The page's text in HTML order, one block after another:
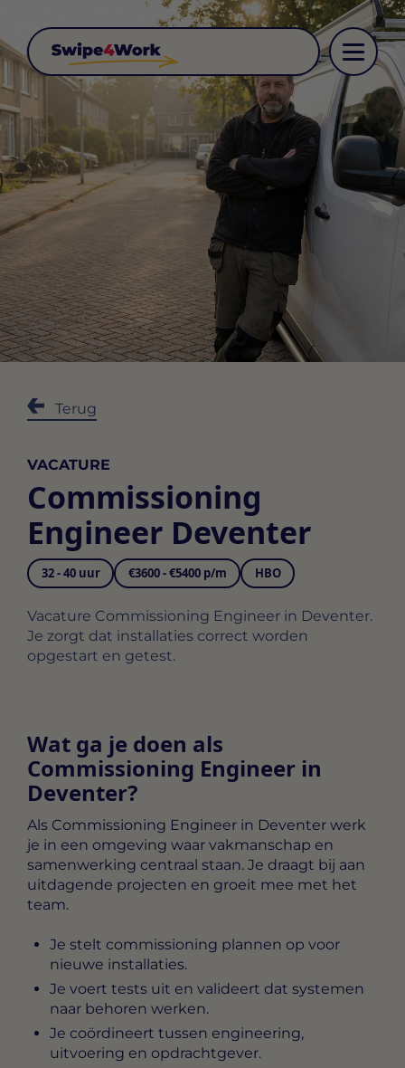
Terug
VACATURE
Commissioning
Engineer Deventer
32 - 40 uur €3600 - €5400 p/m HBO
Vacature Commissioning Engineer in Deventer.
Je zorgt dat installaties correct worden
opgestart en getest.
Wat ga je doen als
Commissioning Engineer in
Deventer?
Als Commissioning Engineer in Deventer werk
je in een omgeving waar vakmanschap en
samenwerking centraal staan. Je draagt bij aan
uitdagende projecten en groeit mee met het
team.
Je stelt commissioning plannen op voor
nieuwe installaties.
Je voert tests uit en valideert dat systemen
naar behoren werken.
Je coördineert tussen engineering,
uitvoering en opdrachtgever.